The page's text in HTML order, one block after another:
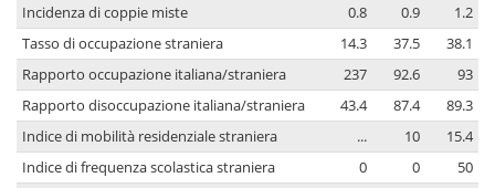
Incidenza di coppie miste
0.8 0.9
1.2
Tasso di occupazione straniera
14.3 37.5
38.1
Rapporto occupazione italiana/straniera
237 92.6
93
Rapporto disoccupazione italiana/straniera
43.4 87.4
89.3
Indice di mobilità residenziale straniera
... 10
15.4
Indice di frequenza scolastica straniera
0 0
50